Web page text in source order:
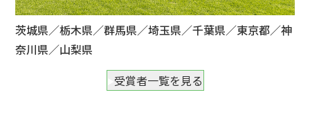
茨城県／栃木県／群馬県／埼玉県／千葉県／東京都／神
奈川県／山梨県
受賞者一覧を見る